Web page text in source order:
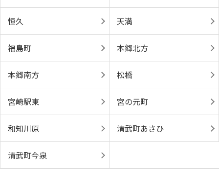
恒久 天満
福島町 本郷北方
本郷南方 松橋
宮崎駅東 宮の元町
和知川原 清武町あさひ
清武町今泉